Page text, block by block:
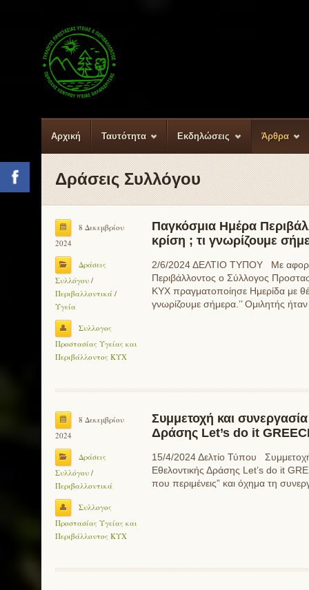
Αρχική Ταυτότητα Εκδηλώσεις Άρθρα
Δράσεις Συλλόγου
8 Δεκεμβρίου
2024
Δράσεις
Συλλόγου /
Περιβαλλοντικά /
Υγεία
Συλλογος
Προστασίας Υγείας και
Περιβάλλοντος ΚΥΧ
Παγκόσμια Ημέρα
κρίση ; τι γνωρίζουμε
2/6/2024 ΔΕΛΤΙΟ ΤΥΠΟΥ Με
Περιβάλλοντος ο Σύλλογος
ΚΥΧ πραγματοποίησε Ημερίδα με
γνωρίζουμε σήμερα.’’ Ομιλητής
8 Δεκεμβρίου
2024
Δράσεις
Συλλόγου /
Περιβαλλοντικά
Συλλογος
Προστασίας Υγείας και
Περιβάλλοντος ΚΥΧ
Συμμετοχή και
Δράσης Let’s do it
15/4/2024 Δελτίο Τύπου
Εθελοντικής Δράσης Let’s do it
που περιμένεις” και όχημα τη
Facebook